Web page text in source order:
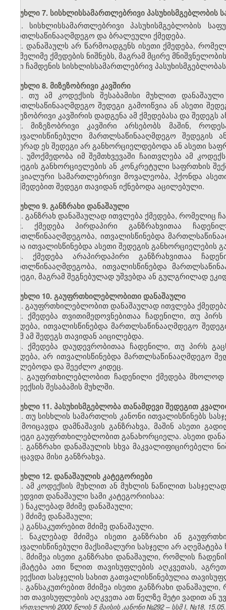
მუხლი 7. სისხლისსამართლებრივი პასუხისმგებლობის
1. სისხლისსამართლებრივი პასუხისმგებლობის
მართლსაწინააღმდეგო და ბრალეული ქმედება.
2. დანაშაულს არ წარმოადგენს ისეთი ქმედება,
რომელიმე ქმედების ნიშნებს, მაგრამ მცირე
მისი ჩამდენის სისხლისსამართლებრივ
მუხლი 8. მიზეზობრივი კავშირი
1. თუ ამ კოდექსის შესაბამისი მუხლით
მართლსაწინააღმდეგო შედეგი გამოიწვია ან ასეთი
მიზეზობრივი კავშირის დადგენა ამ ქმედებასა და
2. მიზეზობრივი კავშირი არსებობს მაშინ,
გათვალისწინებული მართლსაწინააღმდეგო
ამჯერად ეს შედეგი არ განხორციელდებოდა ან ასეთი
3. უმოქმედობა იმ შემთხვევაში ჩაითვლება ამ
შედეგის განხორციელების ან კონკრეტული საფრთხის
სპეციალური სამართლებრივი მოვალეობა, ჰქონდა
მოქმედებით შედეგი თავიდან იქნებოდა აცილებული.
მუხლი 9. განზრახი დანაშაული
1. განზრახ დანაშაულად ითვლება ქმედება, რომელიც
2. ქმედება პირდაპირი განზრახვითაა
მართლწინააღმდეგობა, ითვალისწინებდა
ანდა ითვალისწინებდა ასეთი შედეგის განხორციელების
3. ქმედება არაპირდაპირი განზრახვითაა
მართლწინააღმდეგობა, ითვალისწინებდა
შედეგი, მაგრამ შეგნებულად უშვებდა ან გულგრილად
მუხლი 10. გაუფრთხილებლობითი დანაშაული
1. გაუფრთხილებლობით დანაშაულად ითვლება
2. ქმედება თვითიმედოვნებითაა ჩადენილი, თუ
ქმედება, ითვალისწინებდა მართლსაწინააღმდეგო
რომ ამ შედეგს თავიდან აიცილებდა.
3. ქმედება დაუდევრობითაა ჩადენილი, თუ პირს
ქმედება, არ ითვალისწინებდა მართლსაწინააღმდეგო
ევალებოდა და შეეძლო კიდეც.
4. გაუფრთხილებლობით ჩადენილი ქმედება მხოლოდ
კოდექსის შესაბამის მუხლში.
მუხლი 11. პასუხისმგებლობა თანამდევი შედეგით
1. თუ სისხლის სამართლის კანონი ითვალისწინებს
არ მოიცავდა დამნაშავის განზრახვა, მაშინ ასეთი
შედეგი გაუფრთხილებლობით განახორციელა. ასეთი
2. განზრახი დანაშაულის სხვა მაკვალიფიცირებელი
მოიცავდა მისი განზრახვა.
მუხლი 12. დანაშაულის კატეგორიები
1. ამ კოდექსის მუხლით ან მუხლის ნაწილით
მიხედვით დანაშაული სამი კატეგორიისაა:
ა) ნაკლებად მძიმე დანაშაული;
ბ) მძიმე დანაშაული;
გ) განსაკუთრებით მძიმე დანაშაული.
2. ნაკლებად მძიმეა ისეთი განზრახი ან
გათვალისწინებული მაქსიმალური სასჯელი არ
3. მძიმეა ისეთი განზრახი დანაშაული, რომლის
აღემატება ათი წლით თავისუფლების აღკვეთას,
კოდექსით სასჯელის სახით გათვალისწინებულია
4. განსაკუთრებით მძიმეა ისეთი განზრახი
სახით თავისუფლების აღკვეთა ათ წელზე მეტი ვადით ან
საქართველოს 2000 წლის 5 მაისის კანონი №292 – სსმ I, №18,